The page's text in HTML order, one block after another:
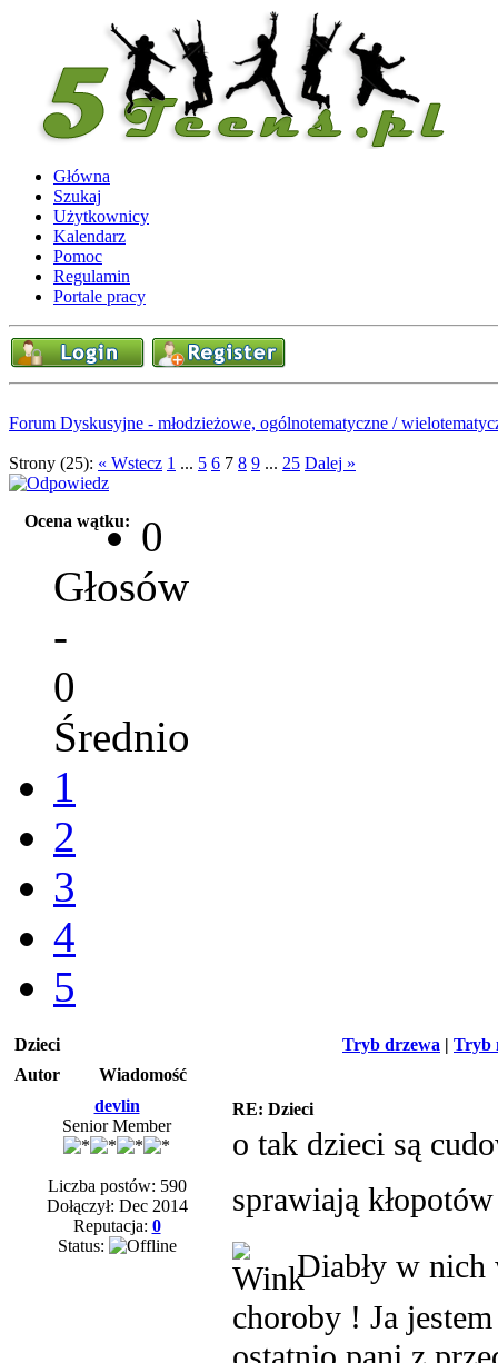
Główna
Szukaj
Użytkownicy
Kalendarz
Pomoc
Regulamin
Portale pracy
Forum Dyskusyjne - młodzieżowe, ogólnotematyczne /
Strony (25): « Wstecz 1 ... 5 6 7 8 9 ... 25 Dalej »
Ocena wątku:
0
Głosów
-
0
Średnio
1
2
3
4
5
Tryb drzewa | Tryb
Dzieci
Autor
Wiadomość
devlin
Senior Member
Liczba postów: 590
Dołączył: Dec 2014
Reputacja: 0
Status:
RE: Dzieci
o tak dzieci są
sprawiają
Diabły w nich
choroby ! Ja